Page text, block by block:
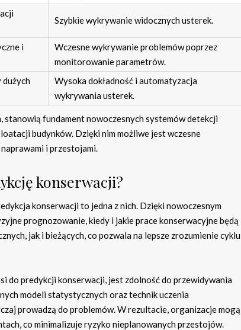
Szybkie wykrywanie widocznych usterek.
i
Wczesne wykrywanie problemów poprzez
monitorowanie parametrów.
dużych
Wysoka dokładność i automatyzacja
wykrywania usterek.
fundament nowoczesnych systemów detekcji
budynków. Dzięki nim możliwe jest wczesne
i przestojami.
konserwacji?
konserwacji to jedna z nich. Dzięki nowoczesnym
prognozowanie, kiedy i jakie prace konserwacyjne będą
jak i bieżących, co pozwala na lepsze zrozumienie cyklu
do predykcji konserwacji, jest zdolność do przewidywania
modeli statystycznych oraz technik uczenia
prowadzą do problemów. W rezultacie, organizacje mogą
co minimalizuje ryzyko nieplanowanych przestojów.